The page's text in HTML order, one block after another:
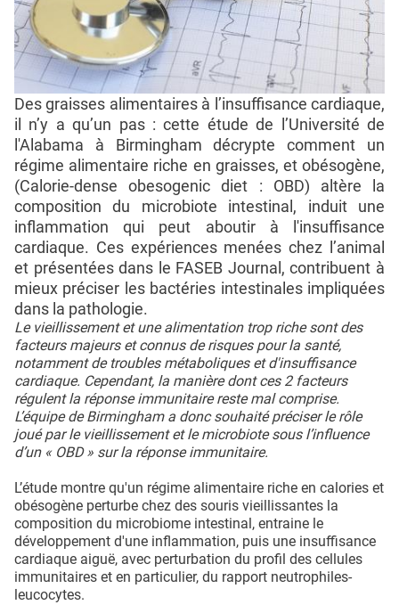
Des graisses alimentaires à l’insuffisance cardiaque,
il n’y a qu’un pas : cette étude de l’Université de
l'Alabama à Birmingham décrypte comment un
régime alimentaire riche en graisses, et obésogène,
(Calorie-dense obesogenic diet : OBD) altère la
composition du microbiote intestinal, induit une
inflammation qui peut aboutir à l'insuffisance
cardiaque. Ces expériences menées chez l’animal
et présentées dans le FASEB Journal, contribuent à
mieux préciser les bactéries intestinales impliquées
dans la pathologie.
Le vieillissement et une alimentation trop riche sont des
facteurs majeurs et connus de risques pour la santé,
notamment de troubles métaboliques et d'insuffisance
cardiaque. Cependant, la manière dont ces 2 facteurs
régulent la réponse immunitaire reste mal comprise.
L’équipe de Birmingham a donc souhaité préciser le rôle
joué par le vieillissement et le microbiote sous l’influence
d’un « OBD » sur la réponse immunitaire.
L’étude montre qu'un régime alimentaire riche en calories et
obésogène perturbe chez des souris vieillissantes la
composition du microbiome intestinal, entraine le
développement d'une inflammation, puis une insuffisance
cardiaque aiguë, avec perturbation du profil des cellules
immunitaires et en particulier, du rapport neutrophiles-
leucocytes.